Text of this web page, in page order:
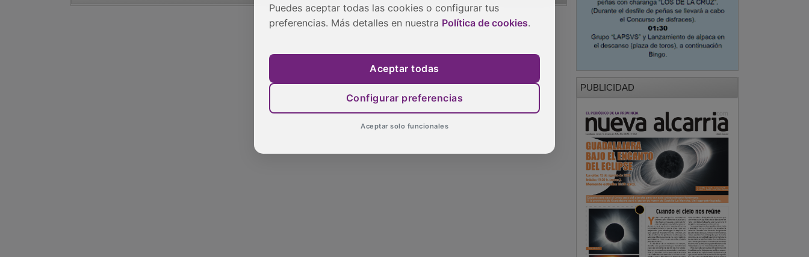
PUBLICIDAD
Puedes aceptar todas las cookies o configurar tus
preferencias. Más detalles en nuestra Política de cookies.
Aceptar todas
Configurar preferencias
Aceptar solo funcionales